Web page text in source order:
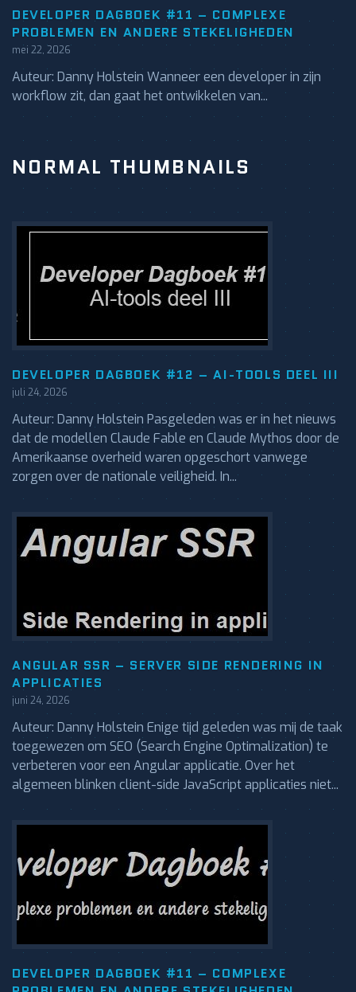
DEVELOPER DAGBOEK #11 – COMPLEXE
PROBLEMEN EN ANDERE STEKELIGHEDEN
mei 22, 2026
Auteur: Danny Holstein Wanneer een developer in zijn
workflow zit, dan gaat het ontwikkelen van...
NORMAL THUMBNAILS
DEVELOPER DAGBOEK #12 – AI-TOOLS DEEL III
juli 24, 2026
Auteur: Danny Holstein Pasgeleden was er in het nieuws
dat de modellen Claude Fable en Claude Mythos door de
Amerikaanse overheid waren opgeschort vanwege
zorgen over de nationale veiligheid. In...
ANGULAR SSR – SERVER SIDE RENDERING IN
APPLICATIES
juni 24, 2026
Auteur: Danny Holstein Enige tijd geleden was mij de taak
toegewezen om SEO (Search Engine Optimalization) te
verbeteren voor een Angular applicatie. Over het
algemeen blinken client-side JavaScript applicaties niet...
DEVELOPER DAGBOEK #11 – COMPLEXE